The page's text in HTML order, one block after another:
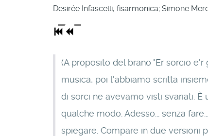
Desirée Infascelli, fisarmonica; Simone
(A proposito del brano "Er sorcio
musica, poi l'abbiamo scritta
di sorci ne avevamo visti svariati.
qualche modo. Adesso... senza
spiegare. Compare in due versioni